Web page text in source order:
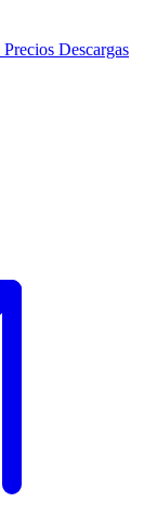
Precios Descargas